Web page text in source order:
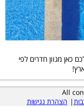
כאן מגוון חדרים לפי
All
| הצהרת נגישות